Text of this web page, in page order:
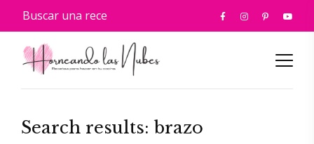
Search results: brazo